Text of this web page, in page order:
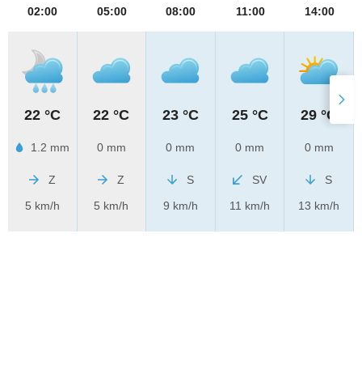
02:00
22 °C
1.2 mm
Z
5 km/h
05:00
22 °C
0 mm
Z
5 km/h
08:00
23 °C
0 mm
S
9 km/h
11:00
25 °C
0 mm
SV
11 km/h
14:00
29 °C
0 mm
S
13 km/h